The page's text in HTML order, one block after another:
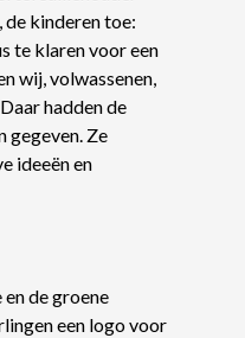
de kinderen toe:
te klaren voor een
wij, volwassenen,
hadden de
gegeven. Ze
ideeën en
de groene
een logo voor